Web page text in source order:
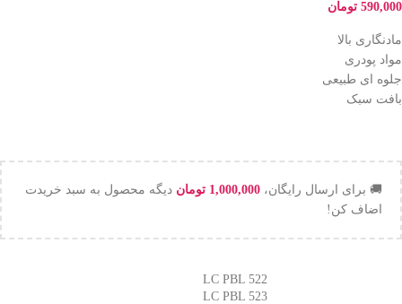
590,000 تومان
مادنگاری بالا
مواد پودری
جلوه ای طبیعی
بافت سبک
🚚 برای ارسال رایگان، 1,000,000 تومان دیگه محصول به سبد خریدت
اضاف کن!
LC PBL 522
LC PBL 523